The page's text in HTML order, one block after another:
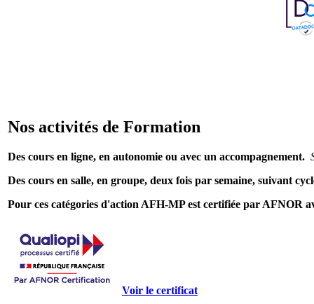
Nos activités de Formation
Des cours en ligne, en autonomie ou avec un accompagnement.
Des cours en salle, en groupe, deux fois par semaine, suivant
Pour ces catégories d'action AFH-MP est certifiée par AFNOR
Voir le certificat